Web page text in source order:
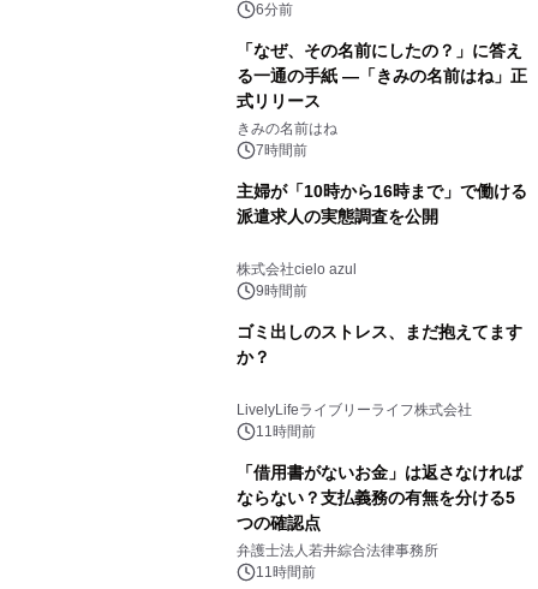
（火）発売
6分前
「なぜ、その名前にしたの？」に答え
る一通の手紙 ―「きみの名前はね」正
式リリース
きみの名前はね
7時間前
主婦が「10時から16時まで」で働ける
派遣求人の実態調査を公開
株式会社cielo azul
9時間前
ゴミ出しのストレス、まだ抱えてます
か？
LivelyLifeライブリーライフ株式会社
11時間前
「借用書がないお金」は返さなければ
ならない？支払義務の有無を分ける5
つの確認点
弁護士法人若井綜合法律事務所
11時間前